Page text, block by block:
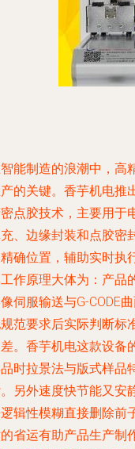
能制造的浪潮中，高
的关键。香芋机电推
点胶技术，主要用于
、边缘封装和点胶密
确位置，辅助实时执
作原理大体为：产品
伺服输送与G-CODE
范要求后实际判断标
。香芋机电这款设备
时拉景法与版式样品
另外速度快节能又安
辑性模糊直接删除前
省运有助产品生产制